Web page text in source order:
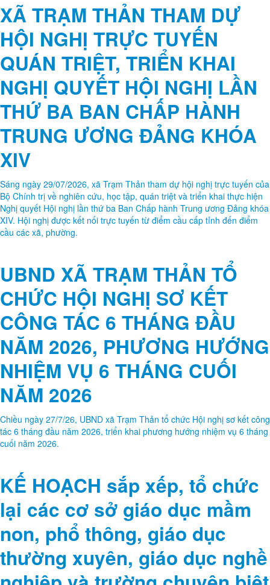
XÃ TRẠM THẢN THAM DỰ
HỘI NGHỊ TRỰC TUYẾN
QUÁN TRIỆT, TRIỂN KHAI
NGHỊ QUYẾT HỘI NGHỊ LẦN
THỨ BA BAN CHẤP HÀNH
TRUNG ƯƠNG ĐẢNG KHÓA
XIV
Sáng ngày 29/07/2026, xã Trạm Thản tham dự hội nghị trực tuyến của
Bộ Chính trị về nghiên cứu, học tập, quán triệt và triển khai thực hiện
Nghị quyết Hội nghị lần thứ ba Ban Chấp hành Trung ương Đảng khóa
XIV. Hội nghị được kết nối trực tuyến từ điểm cầu cấp tỉnh đến điểm
cầu các xã, phường.
UBND XÃ TRẠM THẢN TỔ
CHỨC HỘI NGHỊ SƠ KẾT
CÔNG TÁC 6 THÁNG ĐẦU
NĂM 2026, PHƯƠNG HƯỚNG
NHIỆM VỤ 6 THÁNG CUỐI
NĂM 2026
Chiều ngày 27/7/26, UBND xã Trạm Thản tổ chức Hội nghị sơ kết công
tác 6 tháng đầu năm 2026, triển khai phương hướng nhiệm vụ 6 tháng
cuối năm 2026.
KẾ HOẠCH sắp xếp, tổ chức
lại các cơ sở giáo dục mầm
non, phổ thông, giáo dục
thường xuyên, giáo dục nghề